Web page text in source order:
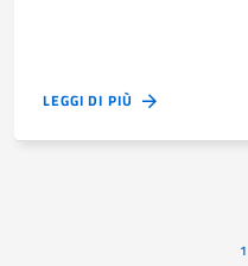
LEGGI DI PIÙ
1